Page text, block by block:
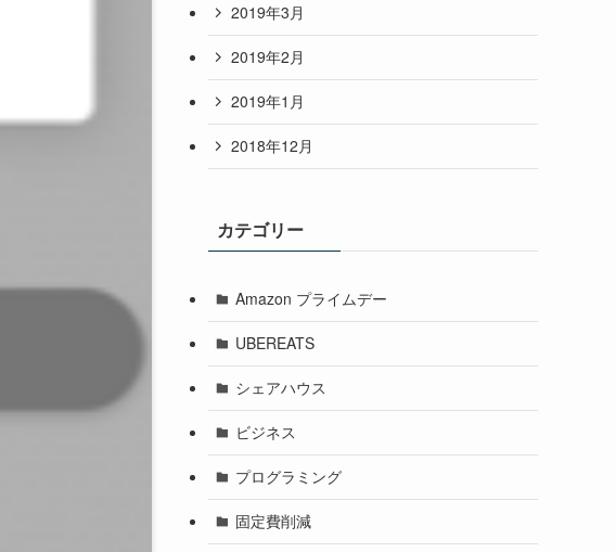
2019年3月
2019年2月
2019年1月
2018年12月
カテゴリー
Amazon プライムデー
UBEREATS
シェアハウス
ビジネス
プログラミング
固定費削減